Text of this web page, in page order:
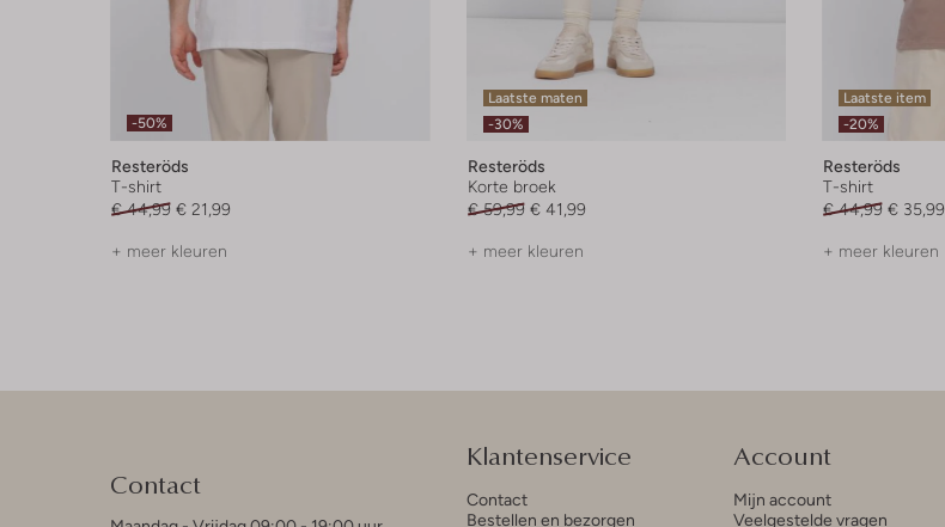
-50%
Resteröds
T-shirt
€ 44,99 € 21,99
+ meer kleuren
Laatste maten
-30%
Resteröds
Korte broek
€ 59,99 € 41,99
+ meer kleuren
Laatste item
-20%
Resteröds
T-shirt
€ 44,99 € 35,99
+ meer kleuren
Contact
Klantenservice
Contact
Bestellen en bezorgen
Account
Mijn account
Veelgestelde vragen